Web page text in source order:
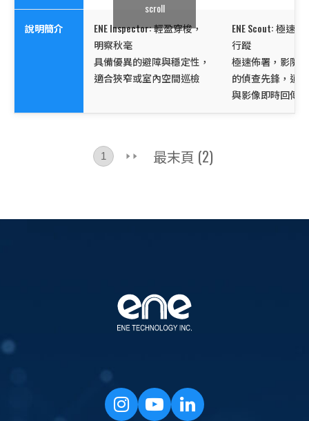
scroll
說明簡介
ENE Inspector: 輕盈穿梭，
明察秋毫
具備優異的避障與穩定性，
適合狹窄或室內空間巡檢
ENE Scout: 極速
行蹤
極速佈署，影隨
的偵查先鋒，適
與影像即時回傳
最末頁 (2)